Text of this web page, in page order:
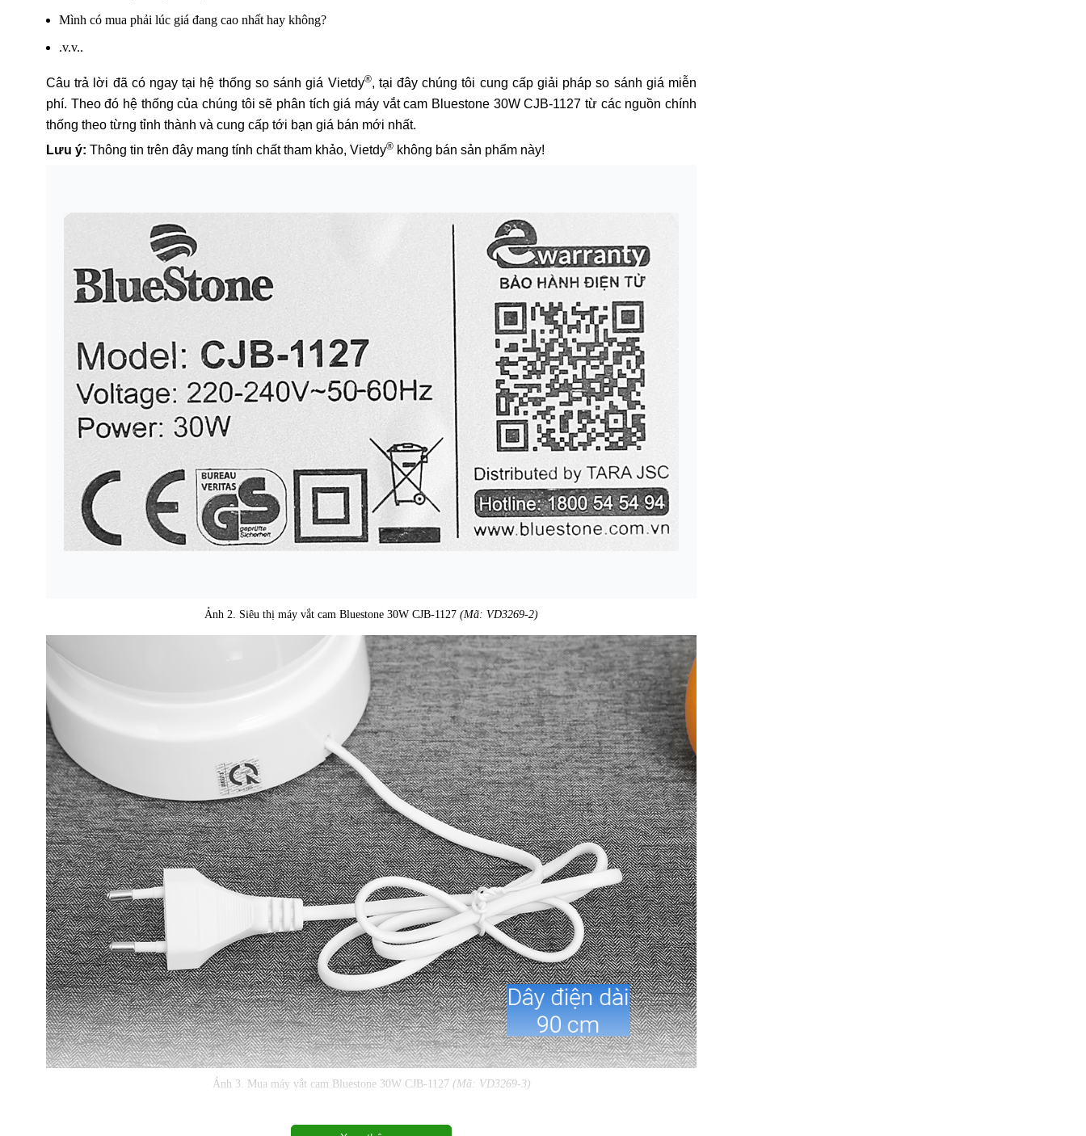
Mình có mua phải lúc giá đang cao nhất hay không?
.v.v..
Câu trả lời đã có ngay tại hệ thống so sánh giá Vietdy®, tại đây chúng tôi cung cấp giải pháp so sánh giá miễn
phí. Theo đó hệ thống của chúng tôi sẽ phân tích giá máy vắt cam Bluestone 30W CJB-1127 từ các nguồn chính
thống theo từng tỉnh thành và cung cấp tới bạn giá bán mới nhất.
Lưu ý: Thông tin trên đây mang tính chất tham khảo, Vietdy® không bán sản phẩm này!
Ảnh 2. Siêu thị máy vắt cam Bluestone 30W CJB-1127 (Mã: VD3269-2)
Ảnh 3. Mua máy vắt cam Bluestone 30W CJB-1127 (Mã: VD3269-3)